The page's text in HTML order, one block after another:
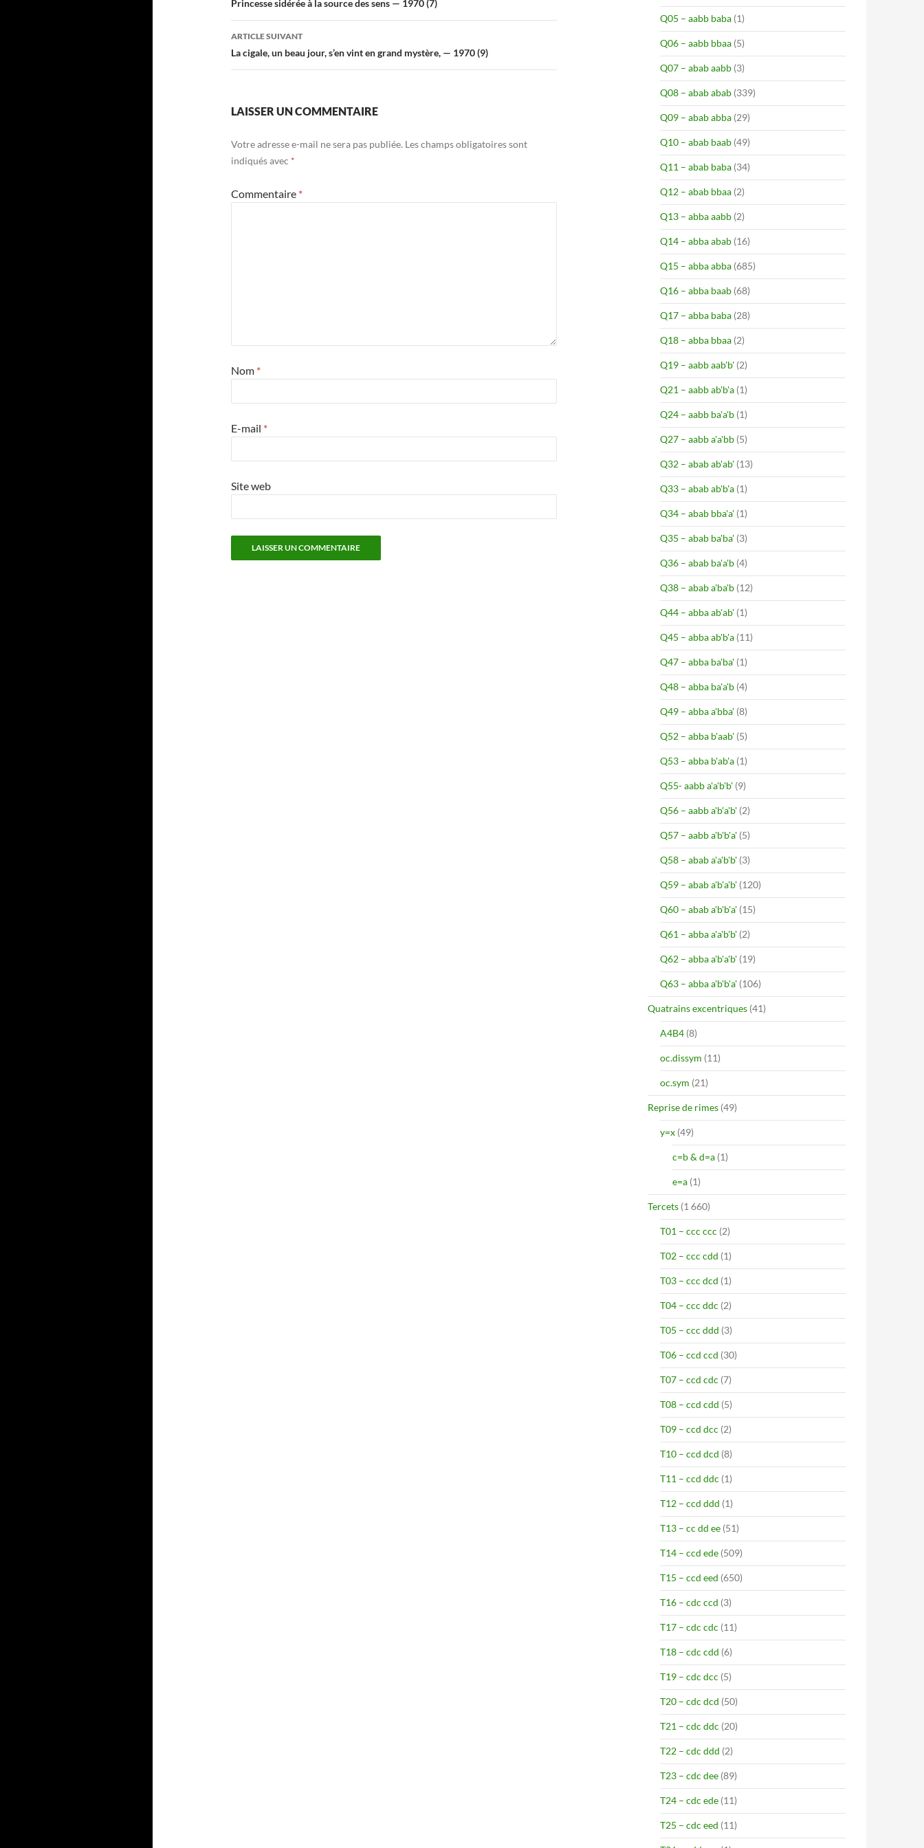
des
articles
Princesse sidérée à la source des sens — 1970 (7)
ARTICLE SUIVANT
La cigale, un beau jour, s’en vint en grand mystère, — 1970 (9)
LAISSER UN COMMENTAIRE
Votre adresse e-mail ne sera pas publiée. Les champs obligatoires sont
indiqués avec *
Commentaire *
Nom *
E-mail *
Site web
Q05 – aabb baba (1)
Q06 – aabb bbaa (5)
Q07 – abab aabb (3)
Q08 – abab abab (339)
Q09 – abab abba (29)
Q10 – abab baab (49)
Q11 – abab baba (34)
Q12 – abab bbaa (2)
Q13 – abba aabb (2)
Q14 – abba abab (16)
Q15 – abba abba (685)
Q16 – abba baab (68)
Q17 – abba baba (28)
Q18 – abba bbaa (2)
Q19 – aabb aab'b' (2)
Q21 – aabb ab'b'a (1)
Q24 – aabb ba'a'b (1)
Q27 – aabb a'a'bb (5)
Q32 – abab ab'ab' (13)
Q33 – abab ab'b'a (1)
Q34 – abab bba'a' (1)
Q35 – abab ba'ba' (3)
Q36 – abab ba'a'b (4)
Q38 – abab a'ba'b (12)
Q44 – abba ab'ab' (1)
Q45 – abba ab'b'a (11)
Q47 – abba ba'ba' (1)
Q48 – abba ba'a'b (4)
Q49 – abba a'bba' (8)
Q52 – abba b'aab' (5)
Q53 – abba b'ab'a (1)
Q55- aabb a'a'b'b' (9)
Q56 – aabb a'b'a'b' (2)
Q57 – aabb a'b'b'a' (5)
Q58 – abab a'a'b'b' (3)
Q59 – abab a'b'a'b' (120)
Q60 – abab a'b'b'a' (15)
Q61 – abba a'a'b'b' (2)
Q62 – abba a'b'a'b' (19)
Q63 – abba a'b'b'a' (106)
Quatrains excentriques (41)
A4B4 (8)
oc.dissym (11)
oc.sym (21)
Reprise de rimes (49)
y=x (49)
c=b & d=a (1)
e=a (1)
Tercets (1 660)
T01 – ccc ccc (2)
T02 – ccc cdd (1)
T03 – ccc dcd (1)
T04 – ccc ddc (2)
T05 – ccc ddd (3)
T06 – ccd ccd (30)
T07 – ccd cdc (7)
T08 – ccd cdd (5)
T09 – ccd dcc (2)
T10 – ccd dcd (8)
T11 – ccd ddc (1)
T12 – ccd ddd (1)
T13 – cc dd ee (51)
T14 – ccd ede (509)
T15 – ccd eed (650)
T16 – cdc ccd (3)
T17 – cdc cdc (11)
T18 – cdc cdd (6)
T19 – cdc dcc (5)
T20 – cdc dcd (50)
T21 – cdc ddc (20)
T22 – cdc ddd (2)
T23 – cdc dee (89)
T24 – cdc ede (11)
T25 – cdc eed (11)